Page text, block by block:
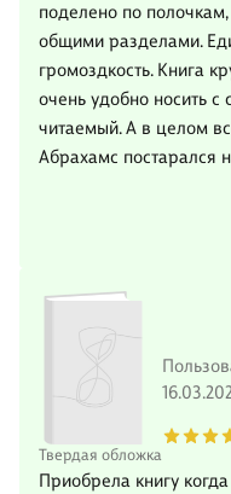
поделено по
общими разделами.
громоздкость. Книга
очень удобно носить
читаемый. А в целом
Абрахамс постарался
Твердая обложка
Приобрела книгу